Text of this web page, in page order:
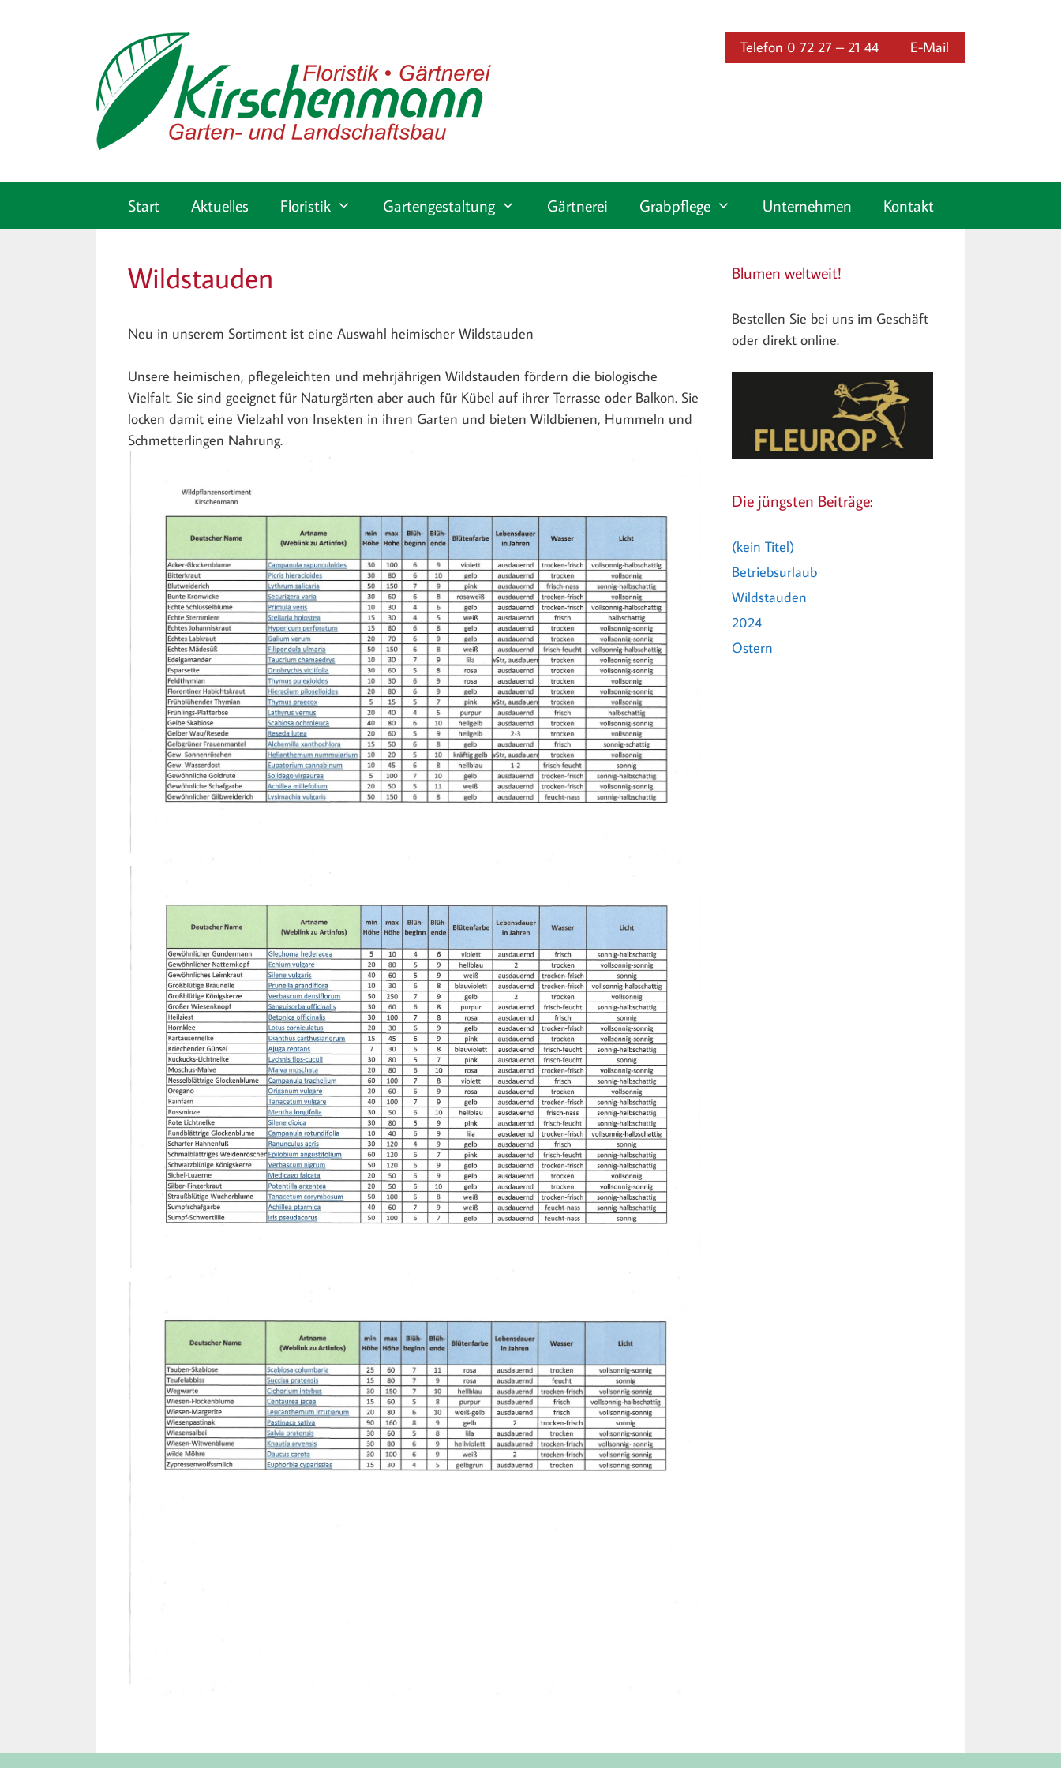
Telefon 0 72 27 – 21 44 E-Mail
Start Aktuelles Floristik Gartengestaltung Gärtnerei Grabpflege Unternehmen Kontakt
Wildstauden
Neu in unserem Sortiment ist eine Auswahl heimischer Wildstauden
Unsere heimischen, pflegeleichten und mehrjährigen Wildstauden fördern die biologische
Vielfalt. Sie sind geeignet für Naturgärten aber auch für Kübel auf ihrer Terrasse oder Balkon. Sie
locken damit eine Vielzahl von Insekten in ihren Garten und bieten Wildbienen, Hummeln und
Schmetterlingen Nahrung.
Blumen weltweit!
Bestellen Sie bei uns im Geschäft
oder direkt online.
Die jüngsten Beiträge:
(kein Titel)
Betriebsurlaub
Wildstauden
2024
Ostern